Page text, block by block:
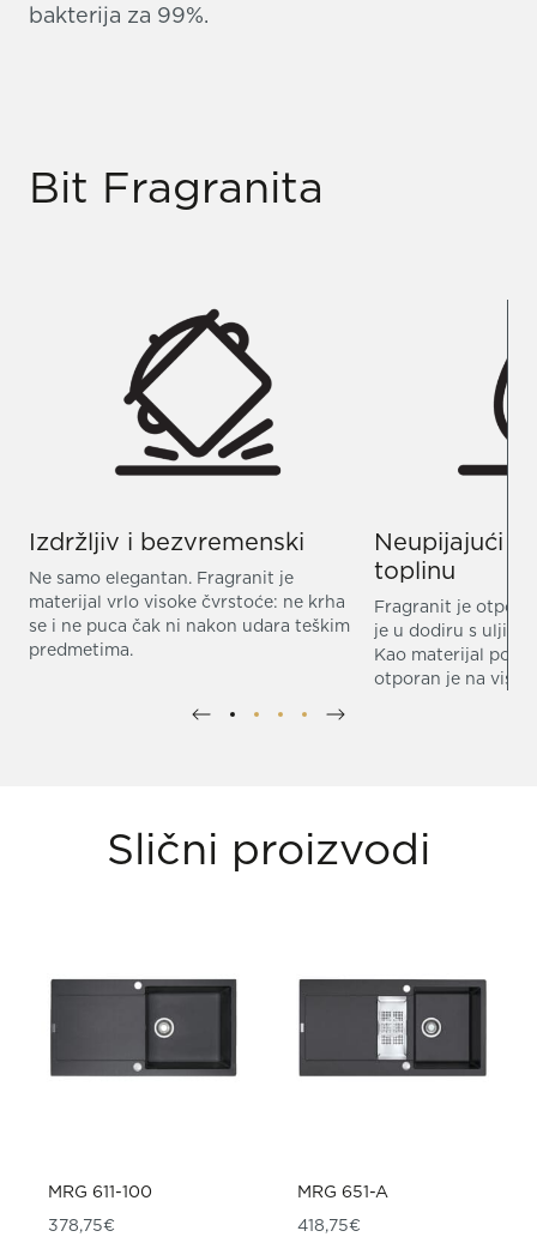
bakterija za 99%.
Bit Fragranita
Izdržljiv i bezvremenski
Ne samo elegantan. Fragranit je
materijal vrlo visoke čvrstoće: ne krha
se i ne puca čak ni nakon udara teškim
predmetima.
Neupijajući i
toplinu
Fragranit je
je u dodiru s
Kao materijal
otporan je na
Slični proizvodi
MRG 611-100
378,75€
MRG 651-A
418,75€